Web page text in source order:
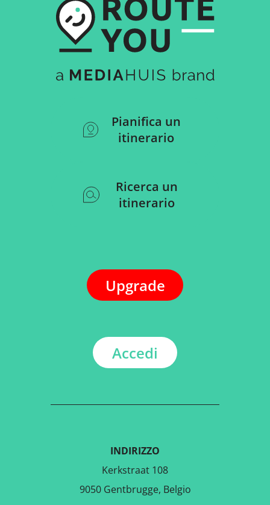
Pianifica un
itinerario
Ricerca un
itinerario
Upgrade
Accedi
INDIRIZZO
Kerkstraat 108
9050 Gentbrugge, Belgio